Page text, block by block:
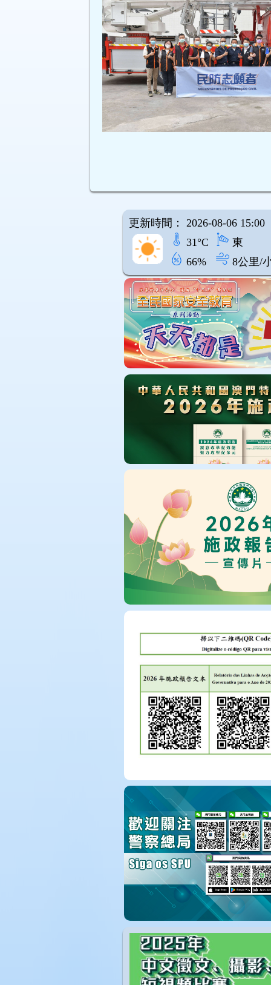
更新時間： 2026-08-06 15:00
31°C
東
66%
8公里/